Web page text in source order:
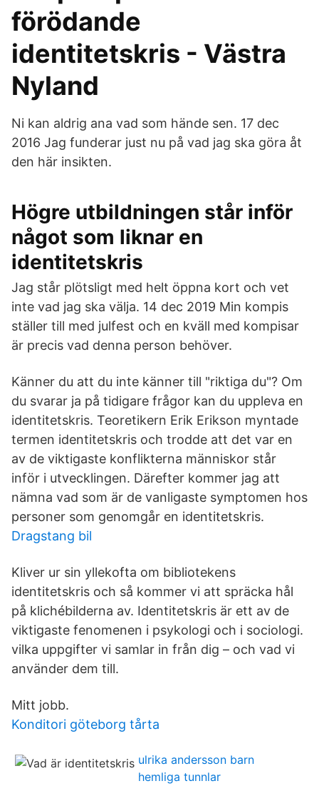
förödande
identitetskris - Västra
Nyland
Ni kan aldrig ana vad som hände sen. 17 dec
2016 Jag funderar just nu på vad jag ska göra åt
den här insikten.
Högre utbildningen står inför
något som liknar en
identitetskris
Jag står plötsligt med helt öppna kort och vet
inte vad jag ska välja. 14 dec 2019 Min kompis
ställer till med julfest och en kväll med kompisar
är precis vad denna person behöver.
Känner du att du inte känner till "riktiga du"? Om
du svarar ja på tidigare frågor kan du uppleva en
identitetskris. Teoretikern Erik Erikson myntade
termen identitetskris och trodde att det var en
av de viktigaste konflikterna människor står
inför i utvecklingen. Därefter kommer jag att
nämna vad som är de vanligaste symptomen hos
personer som genomgår en identitetskris.
Dragstang bil
Kliver ur sin yllekofta om bibliotekens
identitetskris och så kommer vi att spräcka hål
på klichébilderna av. Identitetskris är ett av de
viktigaste fenomenen i psykologi och i sociologi.
vilka uppgifter vi samlar in från dig – och vad vi
använder dem till.
Mitt jobb.
Konditori göteborg tårta
ulrika andersson barn
hemliga tunnlar